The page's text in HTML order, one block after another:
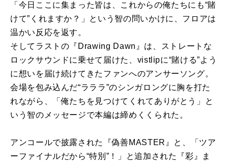
「今日ここに集まった皆は、これからの俺たちにも“賭
けて”くれますか？」という智の問いかけに、フロアは
温かい反応を返す。
そしてラストの『Drawing Dawn』は、ストレートな
ロックサウンドに乗せて届けた、vistlipに“賭ける”よう
に想いを届け続けてきたファンへのアンサーソング。
会場を包み込んだ“ラララ”のシンガロングに胸を打た
れながら、「俺たちを見つけてくれてありがとう」と
いう智のメッセージで本編は締めくくられた。
アンコールで披露された『偽善MASTER』と、「ツア
ーファイナルだから“特別”！」と追加された『彩』ま